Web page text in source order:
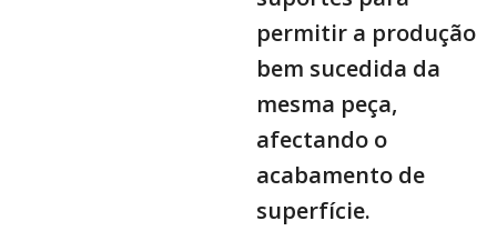
permitir a produção
bem sucedida da
mesma peça,
afectando o
acabamento de
superfície.